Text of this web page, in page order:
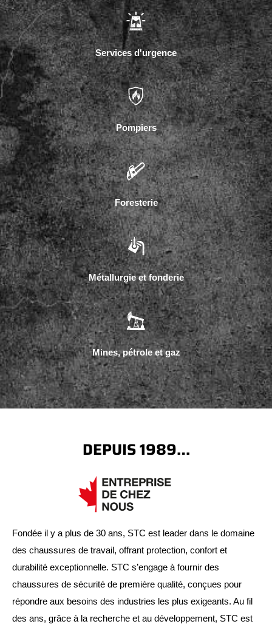
Services d'urgence
Pompiers
Foresterie
Métallurgie et fonderie
Mines, pétrole et gaz
DEPUIS 1989…
Fondée il y a plus de 30 ans, STC est leader dans le domaine
des chaussures de travail, offrant protection, confort et
durabilité exceptionnelle. STC s’engage à fournir des
chaussures de sécurité de première qualité, conçues pour
répondre aux besoins des industries les plus exigeants. Au fil
des ans, grâce à la recherche et au développement, STC est